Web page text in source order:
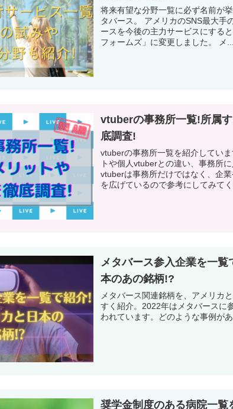
将来有望な分野一覧に必ず名前が
タバース。 アメリカのSNS最大手のFacebook社などが、このメタバ
ースを今後の主力サービスにする
フォームズ」に変更しました。 メ...
vtuberの事務所一覧!所属
底調査!
vtuberの事務所一覧を紹介してい
トや個人vtuberとの違い、事務所
vtuberは事務所だけではなく、企
を広げているので参考にしてみてく
メタバース参入企業を一覧
本のあの銘柄!?
メタバース関連銘柄を、アメリカ
すく紹介。2022年はメタバースに
われています。どのような事例が
奨学金制度のある病院一